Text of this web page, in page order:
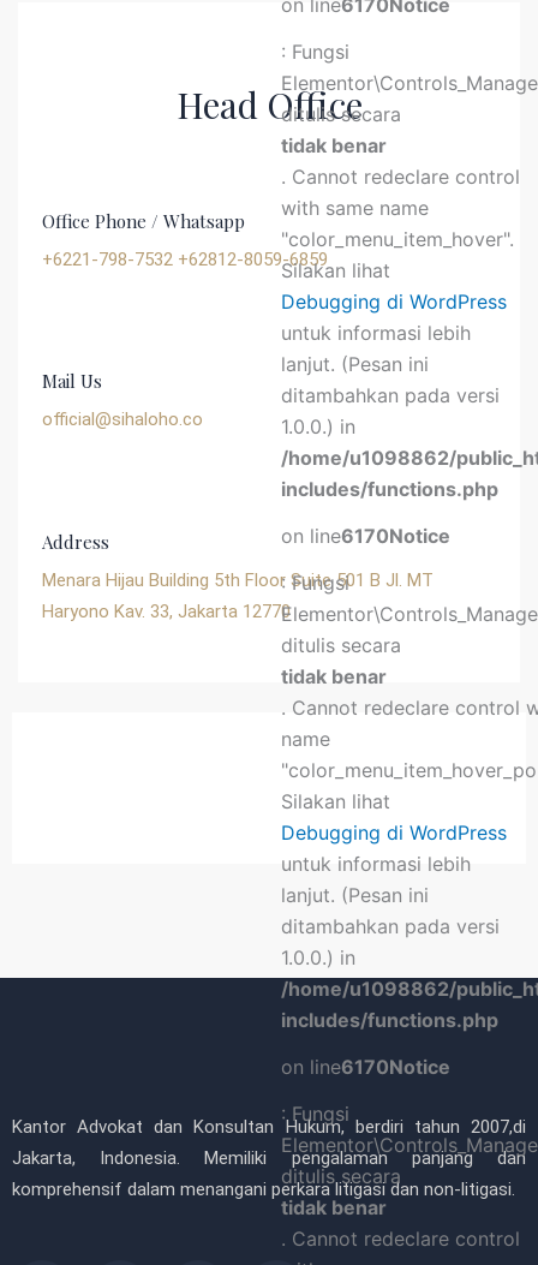
on line6170Notice
: Fungsi
ditulis secara
tidak benar
. Cannot redeclare control
with same name
"color_menu_item_hover".
Silakan lihat
Debugging di WordPress
untuk informasi lebih
lanjut. (Pesan ini
ditambahkan pada versi
1.0.0.) in
/home/u1098862/
includes/functions.php
on line6170Notice
: Fungsi
ditulis secara
tidak benar
. Cannot redeclare control
name
Silakan lihat
Debugging di WordPress
untuk informasi lebih
lanjut. (Pesan ini
ditambahkan pada versi
1.0.0.) in
/home/u1098862/
includes/functions.php
on line6170Notice
: Fungsi
ditulis secara
tidak benar
. Cannot redeclare control
Head Office
Office Phone / Whatsapp
+6221-798-7532 +62812-8059-6859
Mail Us
official@sihaloho.co
Address
Menara Hijau Building 5th Floor Suite 501 B Jl. MT
Haryono Kav. 33, Jakarta 12770
Kantor Advokat dan Konsultan Hukum, berdiri tahun 2007,di
Jakarta, Indonesia. Memiliki pengalaman panjang dan
komprehensif dalam menangani perkara litigasi dan non-litigasi.